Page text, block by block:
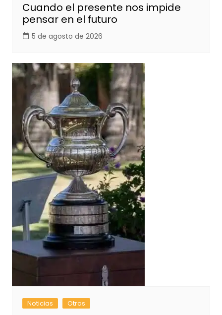
Cuando el presente nos impide
pensar en el futuro
5 de agosto de 2026
Noticias Otros